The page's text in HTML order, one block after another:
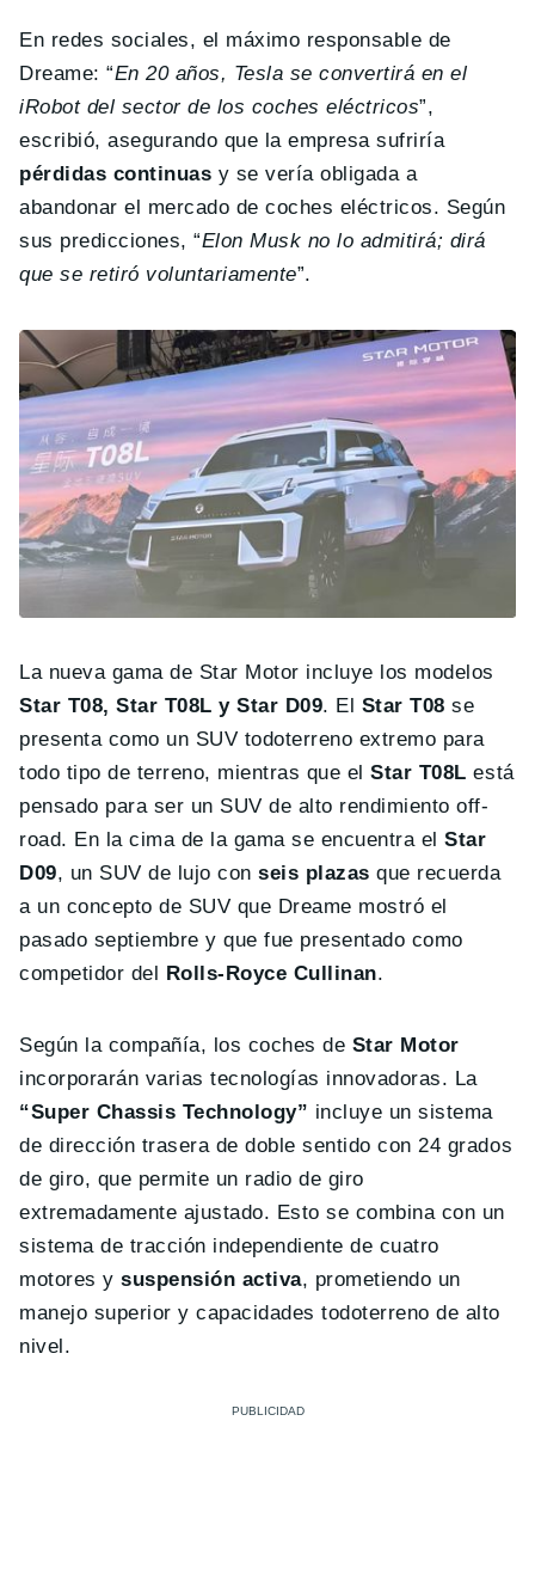
En redes sociales, el máximo responsable de
Dreame: “En 20 años, Tesla se convertirá en el
iRobot del sector de los coches eléctricos”,
escribió, asegurando que la empresa sufriría
pérdidas continuas y se vería obligada a
abandonar el mercado de coches eléctricos. Según
sus predicciones, “Elon Musk no lo admitirá; dirá
que se retiró voluntariamente”.
La nueva gama de Star Motor incluye los modelos
Star T08, Star T08L y Star D09. El Star T08 se
presenta como un SUV todoterreno extremo para
todo tipo de terreno, mientras que elStar T08L está
pensado para ser un SUV de alto rendimiento off-
road. En la cima de la gama se encuentra elStar
D09, un SUV de lujo conseis plazas que recuerda
a un concepto de SUV que Dreame mostró el
pasado septiembre y que fue presentado como
competidor del Rolls-Royce Cullinan.
Según la compañía, los coches de Star Motor
incorporarán varias tecnologías innovadoras. La
“Super Chassis Technology” incluye un sistema
de dirección trasera de doble sentido con 24 grados
de giro, que permite un radio de giro
extremadamente ajustado. Esto se combina con un
sistema de tracción independiente de cuatro
motores ysuspensión activa, prometiendo un
manejo superior y capacidades todoterreno de alto
nivel.